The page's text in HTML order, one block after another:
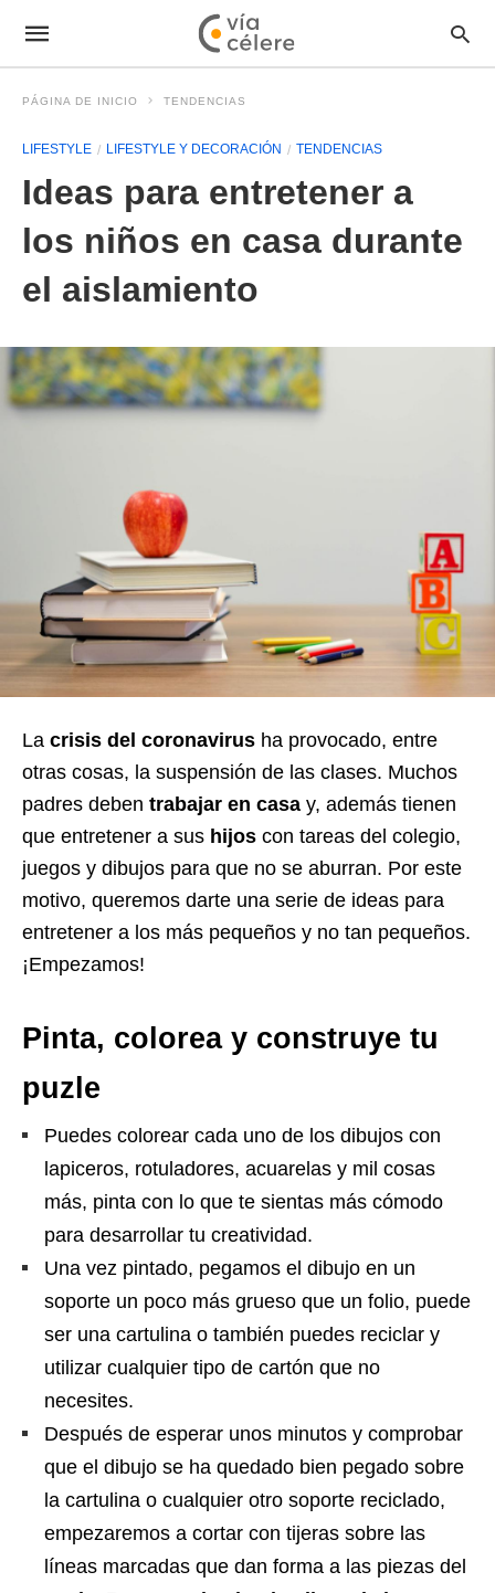
PÁGINA DE INICIO TENDENCIAS
LIFESTYLE LIFESTYLE Y DECORACIÓN TENDENCIAS
Ideas para entretener a
los niños en casa durante
el aislamiento
La crisis del coronavirus ha provocado, entre
otras cosas, la suspensión de las clases. Muchos
padres deben trabajar en casa y, además tienen
que entretener a sus hijos con tareas del colegio,
juegos y dibujos para que no se aburran. Por este
motivo, queremos darte una serie de ideas para
entretener a los más pequeños y no tan pequeños.
¡Empezamos!
Pinta, colorea y construye tu
puzle
Puedes colorear cada uno de los dibujos con
lapiceros, rotuladores, acuarelas y mil cosas
más, pinta con lo que te sientas más cómodo
para desarrollar tu creatividad.
Una vez pintado, pegamos el dibujo en un
soporte un poco más grueso que un folio, puede
ser una cartulina o también puedes reciclar y
utilizar cualquier tipo de cartón que no
necesites.
Después de esperar unos minutos y comprobar
que el dibujo se ha quedado bien pegado sobre
la cartulina o cualquier otro soporte reciclado,
empezaremos a cortar con tijeras sobre las
líneas marcadas que dan forma a las piezas del